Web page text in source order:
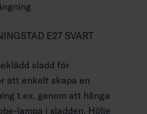
E27 SVART
sladd för
att enkelt skapa en
t.ex. genom att hänga
lampa i sladden. Hölje